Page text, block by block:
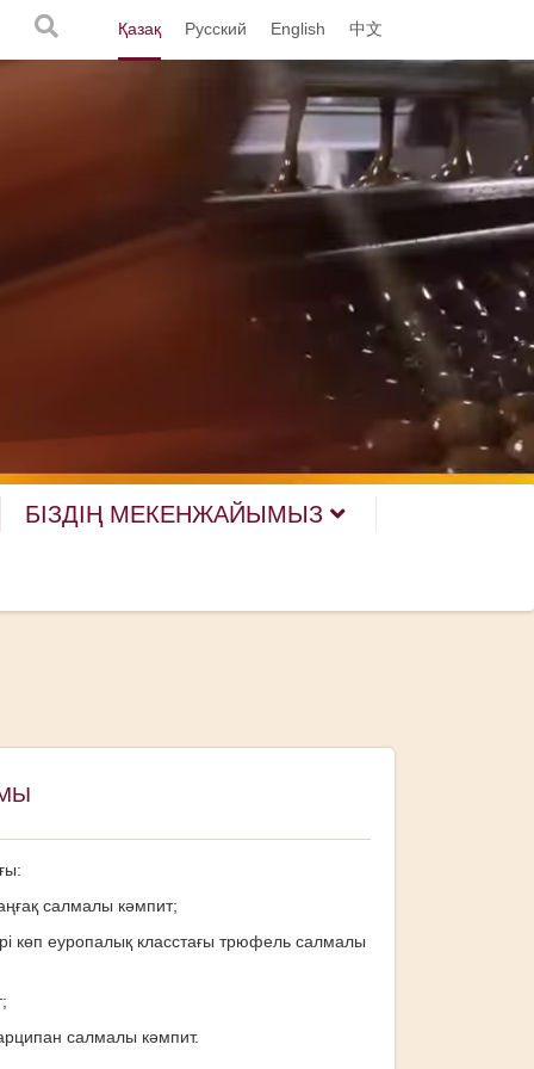
Қазақ Русский English 中文
БІЗДІҢ МЕКЕНЖАЙЫМЫЗ
салмалы кәмпит;
көп еуропалық класстағы трюфель салмалы
салмалы кәмпит.